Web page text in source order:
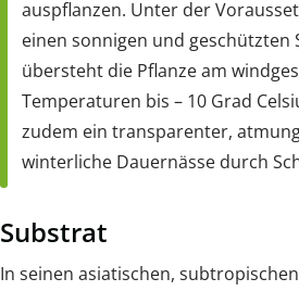
auspflanzen. Unter der
einen sonnigen und geschützten
übersteht die Pflanze am
Temperaturen bis – 10 Grad
zudem ein transparenter,
winterliche Dauernässe durch
Substrat
In seinen asiatischen,